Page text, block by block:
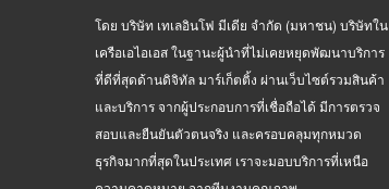
โดย บริษัท เทเลอินโฟ มีเดีย จำกัด (มหาชน) บริษัทใน
เครือเอไอเอส ในฐานะผู้นำที่ไม่เคยหยุดพัฒนาบริการ
ที่ดีที่สุดด้านดิจิทัล มาร์เก็ตติ้ง ผ่านเว็บไซต์รวมสินค้า
และบริการ จากผู้ประกอบการที่เชื่อถือได้ มีการตรวจ
สอบและยืนยันตัวตนจริง และครอบคลุมทุกหมวด
ธุรกิจมากที่สุดในประเทศ เราจะมอบบริการที่เหนือ